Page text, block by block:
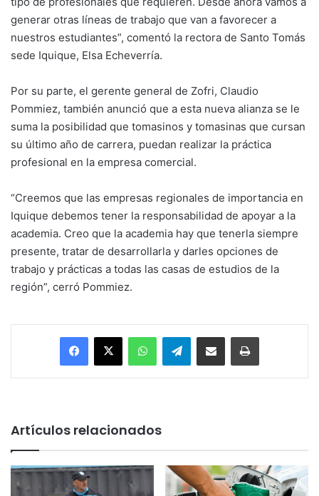
generar otras líneas de trabajo que van a favorecer a
nuestros estudiantes”, comentó la rectora de Santo Tomás
sede Iquique, Elsa Echeverría.
Por su parte, el gerente general de Zofri, Claudio
Pommiez, también anunció que a esta nueva alianza se le
suma la posibilidad que tomasinos y tomasinas que cursan
su último año de carrera, puedan realizar la práctica
profesional en la empresa comercial.
“Creemos que las empresas regionales de importancia en
Iquique debemos tener la responsabilidad de apoyar a la
academia. Creo que la academia hay que tenerla siempre
presente, tratar de desarrollarla y darles opciones de
trabajo y prácticas a todas las casas de estudios de la
región”, cerró Pommiez.
Facebook
X WhatsAppTelegramEnviar vía email Imprimir
Artículos relacionados